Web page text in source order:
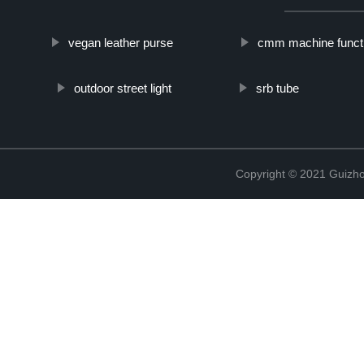
vegan leather purse cmm machine
outdoor street light srb tube
Copyright © 2021